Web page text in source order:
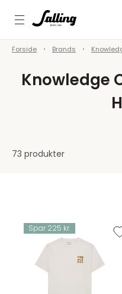
Forside Brands
Knowledge
73 produkter
Spar 225 kr.